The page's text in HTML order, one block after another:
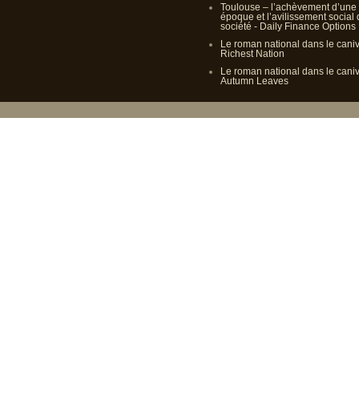
Toulouse – l’achèvement d’une
époque et l’avilissement social
société - Daily Finance Options
Le roman national dans le
Richest Nation
Le roman national dans le
Autumn Leaves